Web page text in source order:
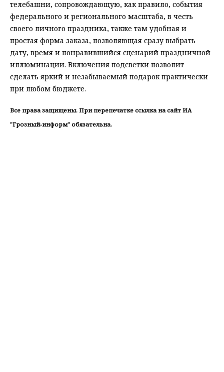
телебашни, сопровождающую, как правило, события
федерального и регионального масштаба, в честь
своего личного праздника, также там удобная и
простая форма заказа, позволяющая сразу выбрать
дату, время и понравившийся сценарий праздничной
иллюминации. Включения подсветки позволит
сделать яркий и незабываемый подарок практически
при любом бюджете.
Все права защищены. При перепечатке ссылка на сайт ИА
"Грозный-информ" обязательна.